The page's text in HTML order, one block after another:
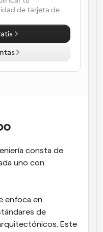
con llamadas
IA
y los recordatorios
noticias y
ocurra algo
consta de
uno con
enfoca en
de
Este
de tarjeta de